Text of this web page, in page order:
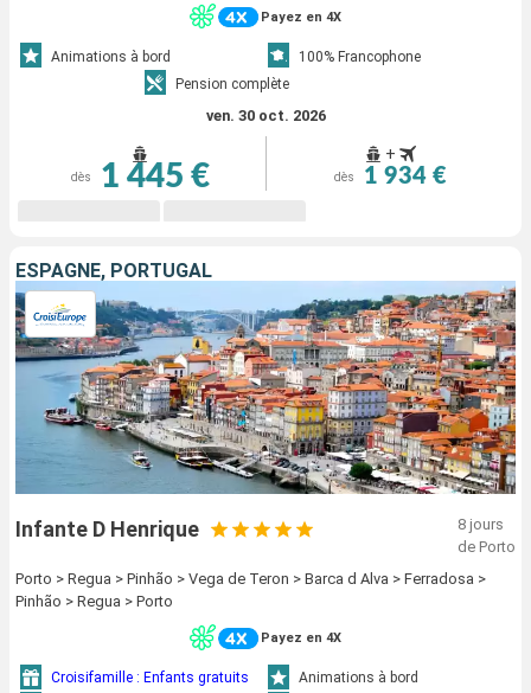
Payez en 4X
Animations à bord
100% Francophone
Pension complète
ven. 30 oct. 2026
dès 1 445 €
+
dès 1 934 €
ESPAGNE, PORTUGAL
Infante D Henrique
8 jours
de Porto
Porto > Regua > Pinhão > Vega de Teron > Barca d Alva > Ferradosa >
Pinhão > Regua > Porto
Payez en 4X
Croisifamille : Enfants gratuits
Animations à bord